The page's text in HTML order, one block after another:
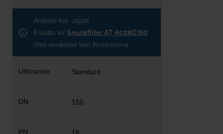
Artikeln har utgått
Ersätts av Smutsfilter AT 4028C150
Viss avvikelse kan förekomma
Standard
150